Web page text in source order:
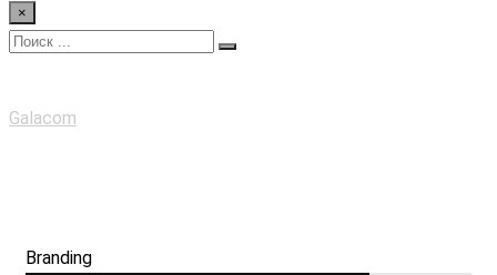
×
Galacom
Branding